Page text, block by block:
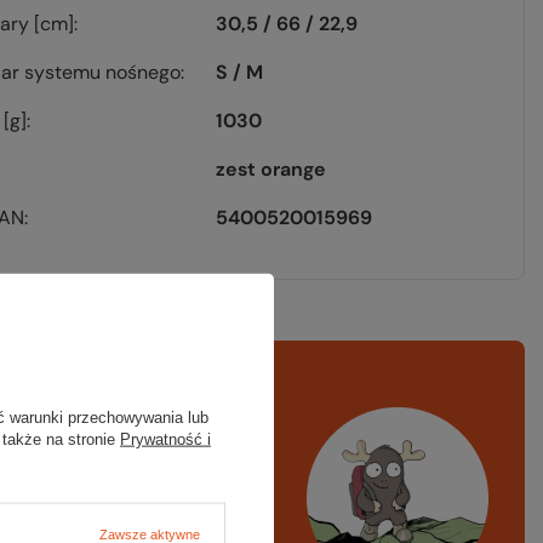
[cm]
30,5 / 66 / 22,9
systemu nośnego
S / M
[g]
1030
zest orange
5400520015969
czy masz
warunki przechowywania lub
na stronie Prywatność i
Zawsze aktywne